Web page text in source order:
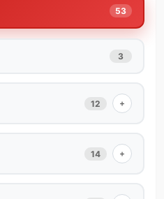
53
3
12 +
14 +